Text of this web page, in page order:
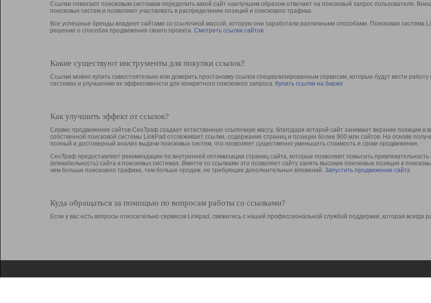
Ссылки помогают поисковым системам определить какой сайт наилучшим образом отвечает на поисковый запрос пользователя.
поисковых систем и позволяют участвовать в раcпределении позиций и поискового трафика.
Все успешные бренды владеют сайтами со ссылочной массой, которую они заработали различными способами. Поисковая система
решение о способах продвижения своего проекта. Смотреть ссылки сайтов
Какие существуют инструменты для покупки ссылок?
Ссылки можно купить самостоятельно или доверить простановку ссылок специализированным сервисам, которые будут вести
системах и улучшению их эффективности для конкретного поискового запроса. Купить ссылки на бирже
Как улучшить эффект от ссылок?
Сервис продвижения сайтов СеоТраф создает естественную ссылочную массу, благодаря которой сайт занимает верхние позиции
собственной поисковой системы LinkPad отслеживает ссылки, содержание страниц и позиции более 900 млн сайтов. На основе
полный и достоверный анализ выдачи поисковых систем, что позволяет существенно уменьшить стоимость и сроки продвижения.
СеоТраф предоставляет рекомендации по внутренней оптимизации страниц сайта, которые позволяют повысить привлекательность
(кликабельность) сайта в поисковых системах. Вместе со ссылками это позволяет сайту занять высокие поисковые позиции в
чем больше поискового трафика, тем больше продаж, не требующих дополнительных вложений. Запустить продвижение сайта
Куда обращаться за помощью по вопросам работы со ссылками?
Если у вас есть вопросы относительно сервисов Linkpad, свяжитесь с нашей профессиональной службой поддержки, которая